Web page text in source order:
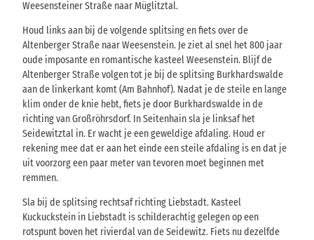
Weesensteiner Straße naar Müglitztal.
Houd links aan bij de volgende splitsing en fiets over de
Altenberger Straße naar Weesenstein. Je ziet al snel het 800 jaar
oude imposante en romantische kasteel Weesenstein. Blijf de
Altenberger Straße volgen tot je bij de splitsing Burkhardswalde
aan de linkerkant komt (Am Bahnhof). Nadat je de steile en lange
klim onder de knie hebt, fiets je door Burkhardswalde in de
richting van Großröhrsdorf. In Seitenhain sla je linksaf het
Seidewitztal in. Er wacht je een geweldige afdaling. Houd er
rekening mee dat er aan het einde een steile afdaling is en dat je
uit voorzorg een paar meter van tevoren moet beginnen met
remmen.
Sla bij de splitsing rechtsaf richting Liebstadt. Kasteel
Kuckuckstein in Liebstadt is schilderachtig gelegen op een
rotspunt boven het rivierdal van de Seidewitz. Fiets nu dezelfde